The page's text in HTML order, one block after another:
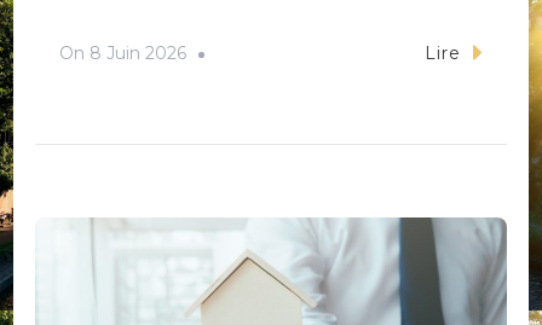
On 8 Juin 2026 Lire